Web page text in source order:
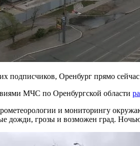
подписчиков, Оренбург прямо
МЧС по Оренбургской области
и мониторингу
дожди, грозы и возможен град.